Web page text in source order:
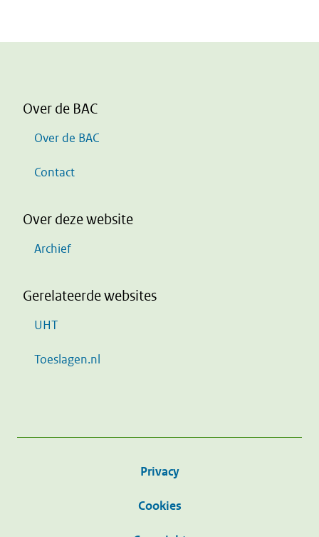
Over de BAC
Over de BAC
Contact
Over deze website
Archief
Gerelateerde websites
UHT
Toeslagen.nl
Privacy
Cookies